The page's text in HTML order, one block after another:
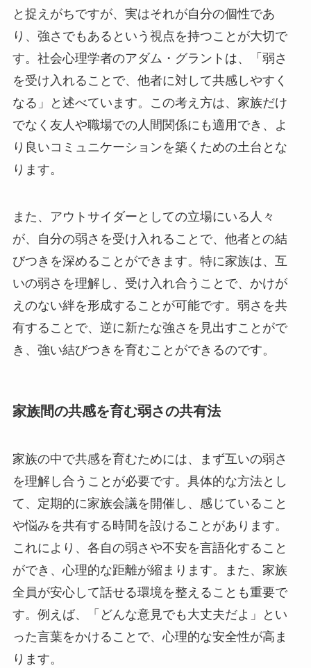
と捉えがちですが、実はそれが自分の個性であ
り、強さでもあるという視点を持つことが大切で
す。社会心理学者のアダム・グラントは、「弱さ
を受け入れることで、他者に対して共感しやすく
なる」と述べています。この考え方は、家族だけ
でなく友人や職場での人間関係にも適用でき、よ
り良いコミュニケーションを築くための土台とな
ります。
また、アウトサイダーとしての立場にいる人々
が、自分の弱さを受け入れることで、他者との結
びつきを深めることができます。特に家族は、互
いの弱さを理解し、受け入れ合うことで、かけが
えのない絆を形成することが可能です。弱さを共
有することで、逆に新たな強さを見出すことがで
き、強い結びつきを育むことができるのです。
家族間の共感を育む弱さの共有法
家族の中で共感を育むためには、まず互いの弱さ
を理解し合うことが必要です。具体的な方法とし
て、定期的に家族会議を開催し、感じていること
や悩みを共有する時間を設けることがあります。
これにより、各自の弱さや不安を言語化すること
ができ、心理的な距離が縮まります。また、家族
全員が安心して話せる環境を整えることも重要で
す。例えば、「どんな意見でも大丈夫だよ」とい
った言葉をかけることで、心理的な安全性が高ま
ります。